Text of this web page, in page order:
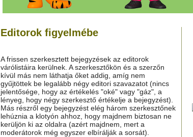
Editorok figyelmébe
A frissen szerkesztett bejegyzések az editorok
várólistáira kerülnek. A szerkesztőkön és a szerzőn
kívül más nem láthatja őket addig, amíg nem
gyűjtöttek be legalább négy editori szavazatot (nincs
jelentősége, hogy az értékelés "oké" vagy "gáz", a
lényeg, hogy négy szerkesztő értékelje a bejegyzést).
Más részről egy bejegyzést elég három szerkesztőnek
lehúznia a klotyón ahhoz, hogy majdnem biztosan ne
kerüljön ki az oldalra (azért majdnem, mert a
moderátorok még egyszer elbírálják a sorsát).